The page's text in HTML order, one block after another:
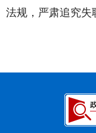
法规，严肃追究失